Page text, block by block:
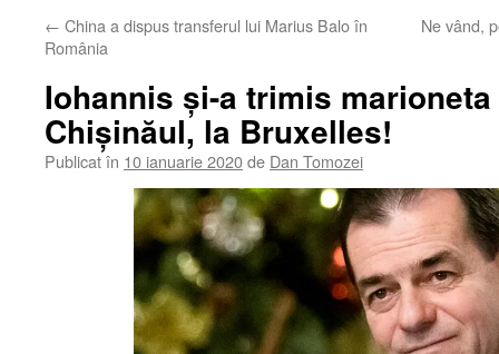
← China a dispus transferul lui Marius Balo în
România
Ne vând,
Iohannis și-a trimis
Chișinăul, la Bruxelles!
Publicat în 10 ianuarie 2020de Dan Tomozei